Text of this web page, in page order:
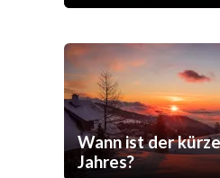
Wann ist der
Jahres?